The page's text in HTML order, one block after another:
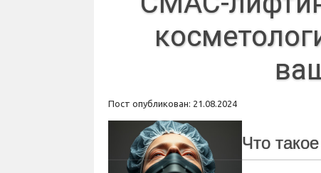
Пост опубликован: 21.08.2024
Что